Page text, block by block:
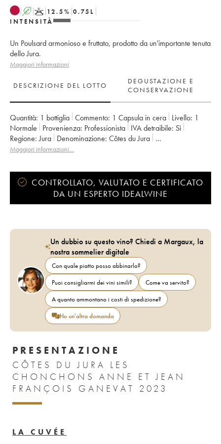
A K 12.5% 0.75 L
INTENSITÀ
Un Poulsard armonioso e fruttato, prodotto da un'importante tenuta
dello Jura.
Maggiori informazioni
DESCRIZIONE DEL LOTTO
DEGUSTAZIONE E
CONSERVAZIONE
Quantità: 1 bottiglia Commento: 1 Capsula in cera Livello: 1
Normale
Provenienza: professionista IVA detraibile:
sì
Regione: Jura Denominazione:
Côtes du Jura
Proprietario:
Anne et Jean François Ganevat
Maggiori informazioni…
CONTROLLATO, VALUTATO E CERTIFICATO
DA UN ESPERTO IDEALWINE
Un dubbio su questo vino? Chiedi a Margaux, la
nostra sommelier digitale
Con quale piatto posso abbinarlo?
Puoi consigliarmi dei vini simili?
Come va servito?
A quanto ammontano i costi di spedizione?
Ho un'altra domanda
PRESENTAZIONE
CÔTES DU JURA LES
CHONCHONS ANNE ET JEAN
FRANÇOIS GANEVAT 2023
LA CUVÉE